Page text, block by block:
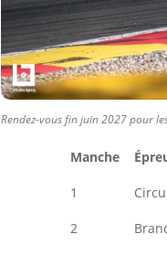
Rendez-vous fin juin 2027 pour
Manche
1
2